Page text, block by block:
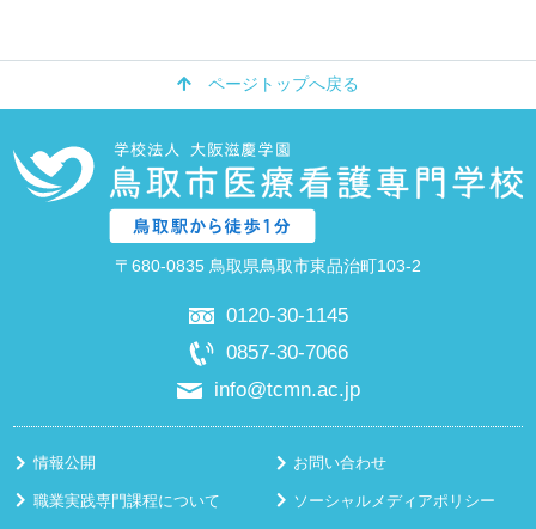
ページトップへ戻る
〒680-0835 鳥取県鳥取市東品治町103-2
0120-30-1145
0857-30-7066
info@tcmn.ac.jp
情報公開 お問い合わせ
職業実践専門課程について ソーシャルメディアポリシー